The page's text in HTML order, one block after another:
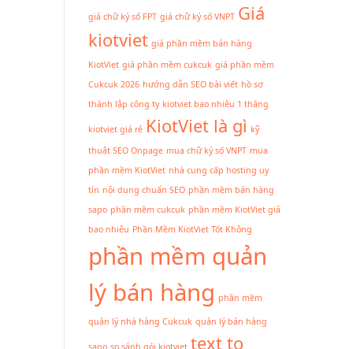
giá chữ ký số FPT giá chữ ký số VNPT Giá
kiotviet giá phần mềm bán hàng
KiotViet giá phần mềm cukcuk giá phần mềm
Cukcuk 2026 hướng dẫn SEO bài viết hồ sơ
thành lập công ty kiotviet bao nhiêu 1 tháng
kiotviet giá rẻ KiotViet là gì kỹ
thuật SEO Onpage mua chữ ký số VNPT mua
phần mềm KiotViet nhà cung cấp hosting uy
tín nội dung chuẩn SEO phần mềm bán hàng
sapo phần mềm cukcuk phần mềm KiotViet giá
bao nhiêu Phần Mềm KiotViet Tốt Không
phần mềm quản
lý bán hàng phần mềm
quản lý nhà hàng Cukcuk quản lý bán hàng
sapo so sánh gói kiotviet text to